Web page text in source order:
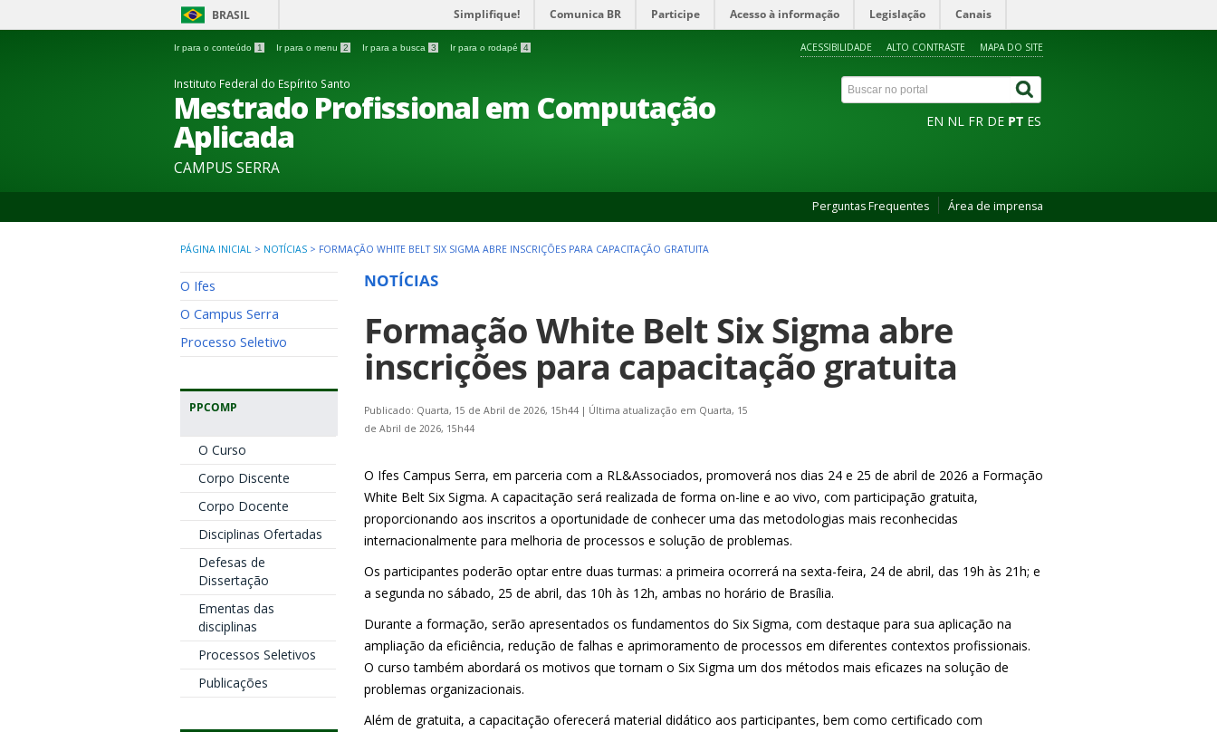
BRASIL Simplifique! Comunica BR Participe Acesso à informação Legislação Canais
Ir para o conteúdo 1 Ir para o menu 2 Ir para a busca 3 Ir para o rodapé 4 ACESSIBILIDADE ALTO CONTRASTE MAPA DO SITE
Instituto Federal do Espírito Santo
Mestrado Profissional em Computação
Aplicada
CAMPUS SERRA
EN NL FR DE PT ES
Perguntas Frequentes Área de imprensa
PÁGINA INICIAL > NOTÍCIAS > FORMAÇÃO WHITE BELT SIX SIGMA ABRE INSCRIÇÕES PARA CAPACITAÇÃO GRATUITA
O Ifes
O Campus Serra
Processo Seletivo
PPCOMP
O Curso
Corpo Discente
Corpo Docente
Disciplinas Ofertadas
Defesas de
Dissertação
Ementas das
disciplinas
Processos Seletivos
Publicações
NOTÍCIAS
Formação White Belt Six Sigma abre
inscrições para capacitação gratuita
Publicado: Quarta, 15 de Abril de 2026, 15h44 | Última atualização em Quarta, 15
de Abril de 2026, 15h44
O Ifes Campus Serra, em parceria com a RL&Associados, promoverá nos dias 24 e 25 de abril de 2026 a Formação
White Belt Six Sigma. A capacitação será realizada de forma on-line e ao vivo, com participação gratuita,
proporcionando aos inscritos a oportunidade de conhecer uma das metodologias mais reconhecidas
internacionalmente para melhoria de processos e solução de problemas.
Os participantes poderão optar entre duas turmas: a primeira ocorrerá na sexta-feira, 24 de abril, das 19h às 21h; e
a segunda no sábado, 25 de abril, das 10h às 12h, ambas no horário de Brasília.
Durante a formação, serão apresentados os fundamentos do Six Sigma, com destaque para sua aplicação na
ampliação da eficiência, redução de falhas e aprimoramento de processos em diferentes contextos profissionais.
O curso também abordará os motivos que tornam o Six Sigma um dos métodos mais eficazes na solução de
problemas organizacionais.
Além de gratuita, a capacitação oferecerá material didático aos participantes, bem como certificado com